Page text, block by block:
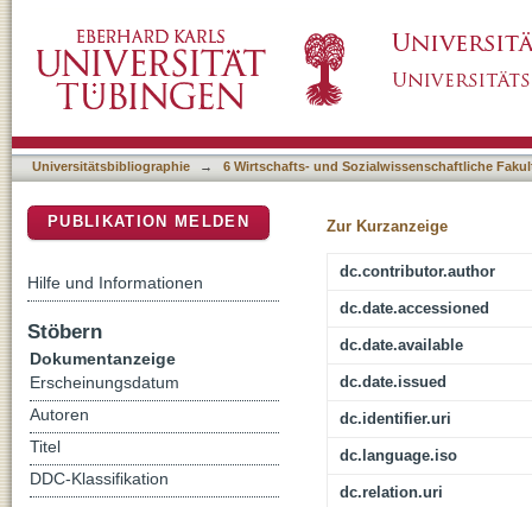
illnesses
Universitätsbibliographie → 6 Wirtschafts- und Sozialwissenschaftliche
Zur Kurzanzeige
dc.contributor.author
dc.date.accessioned
dc.date.available
dc.date.issued
dc.identifier.uri
dc.language.iso
dc.relation.uri
PUBLIKATION MELDEN
Hilfe und Informationen
Stöbern
Dokumentanzeige
Erscheinungsdatum
Autoren
Titel
DDC-Klassifikation